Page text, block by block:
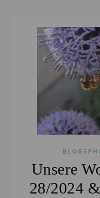
Unsere
28/2024